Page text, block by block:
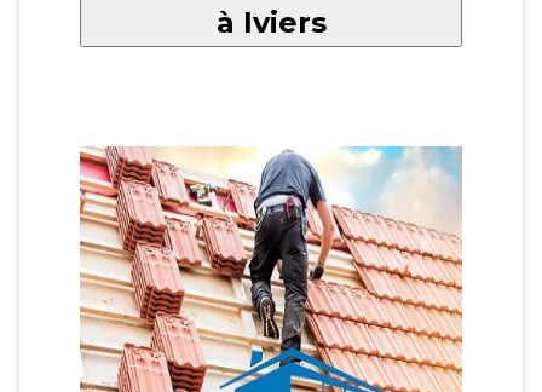
à Iviers